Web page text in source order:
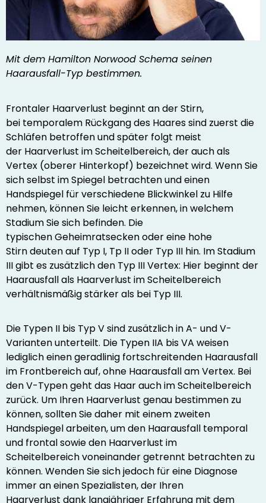
Mit dem Hamilton Norwood Schema seinen
Haarausfall-Typ bestimmen.
Frontaler Haarverlust beginnt an der Stirn,
bei temporalem Rückgang des Haares sind zuerst die
Schläfen betroffen und später folgt meist
der Haarverlust im Scheitelbereich, der auch als
Vertex (oberer Hinterkopf) bezeichnet wird. Wenn Sie
sich selbst im Spiegel betrachten und einen
Handspiegel für verschiedene Blickwinkel zu Hilfe
nehmen, können Sie leicht erkennen, in welchem
Stadium Sie sich befinden. Die
typischen Geheimratsecken oder eine hohe
Stirn deuten auf Typ I, Tp II oder Typ III hin. Im Stadium
III gibt es zusätzlich den Typ III Vertex: Hier beginnt der
Haarausfall als Haarverlust im Scheitelbereich
verhältnismäßig stärker als bei Typ III.
Die Typen II bis Typ V sind zusätzlich in A- und V-
Varianten unterteilt. Die Typen IIA bis VA weisen
lediglich einen geradlinig fortschreitenden Haarausfall
im Frontbereich auf, ohne Haarausfall am Vertex. Bei
den V-Typen geht das Haar auch im Scheitelbereich
zurück. Um Ihren Haarverlust genau bestimmen zu
können, sollten Sie daher mit einem zweiten
Handspiegel arbeiten, um den Haarausfall temporal
und frontal sowie den Haarverlust im
Scheitelbereich voneinander getrennt betrachten zu
können. Wenden Sie sich jedoch für eine Diagnose
immer an einen Spezialisten, der Ihren
Haarverlust dank langjähriger Erfahrung mit dem